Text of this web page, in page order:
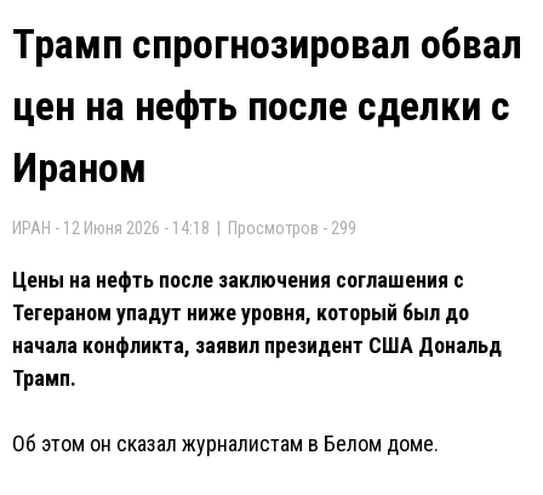
Трамп спрогнозировал обвал
цен на нефть после сделки с
Ираном
ИРАН - 12 Июня 2026 - 14:18 | Просмотров - 299
Цены на нефть после заключения соглашения с
Тегераном упадут ниже уровня, который был до
начала конфликта, заявил президент США Дональд
Трамп.
Об этом он сказал журналистам в Белом доме.